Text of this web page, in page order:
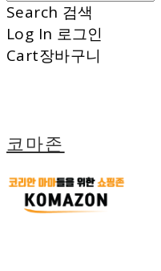
Search 검색
Log In 로그인
Cart장바구니
코마존